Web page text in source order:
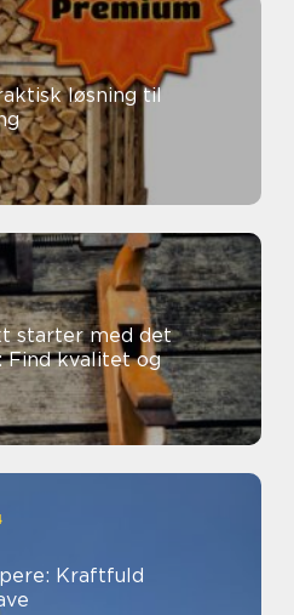
løsning til
starter med det
kvalitet og
Kraftfuld